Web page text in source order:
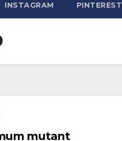
INSTAGRAM PINTEREST
mutant